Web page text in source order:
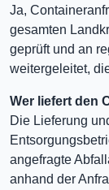
Ja,
gesamten
geprüft und an
weitergeleitet,
Wer liefert den
Die Lieferung
angefragte
anhand der